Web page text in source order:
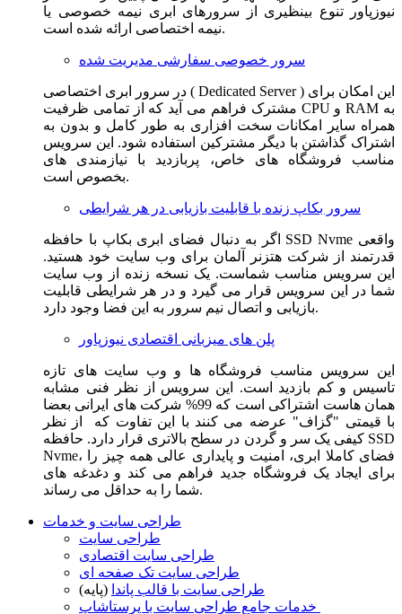
نیوزپاور تنوع بینظیری از سرورهای ابری نیمه خصوصی یا
نیمه اختصاصی ارائه شده است.
سرور خصوصی سفارشی مدیریت شده
در سرور ابری اختصاصی ( Dedicated Server ) این امکان برای
مشترک فراهم می آید که از تمامی ظرفیت CPU و RAM به
همراه سایر امکانات سخت افزاری به طور کامل و بدون به
اشتراک گذاشتن با دیگر مشترکین استفاده شود. این سرویس
مناسب فروشگاه های خاص، پربازدید با نیازمندی های
بخصوص است.
سرور بکاپ زنده با قابلیت بازیابی در هر شرایطی
اگر به دنبال فضای ابری بکاپ با حافظه SSD Nvme واقعی
قدرتمند از شرکت هتزنر آلمان برای وب سایت خود هستید.
این سرویس مناسب شماست. یک نسخه زنده از وب سایت
شما در این سرویس قرار می گیرد و در هر شرایطی قابلیت
بازیابی و اتصال نیم سرور به این فضا وجود دارد.
پلن های میزبانی اقتصادی نیوزپاور
این سرویس مناسب فروشگاه ها و وب سایت های تازه
تاسیس و کم بازدید است. این سرویس از نظر فنی مشابه
همان هاست اشتراکی است که 99% شرکت های ایرانی بعضا
با قیمتی "گزاف" عرضه می کنند با این تفاوت که از نظر
کیفی یک سر و گردن در سطح بالاتری قرار دارد. حافظه SSD
Nvme، فضای کاملا ابری، امنیت و پایداری عالی همه چیز را
برای ایجاد یک فروشگاه جدید فراهم می کند و دغدغه های
شما را به حداقل می رساند.
طراحی سایت و خدمات
طراحی سایت
طراحی سایت اقتصادی
طراحی سایت تک صفحه ای
طراحی سایت با قالب پاندا (پایه)